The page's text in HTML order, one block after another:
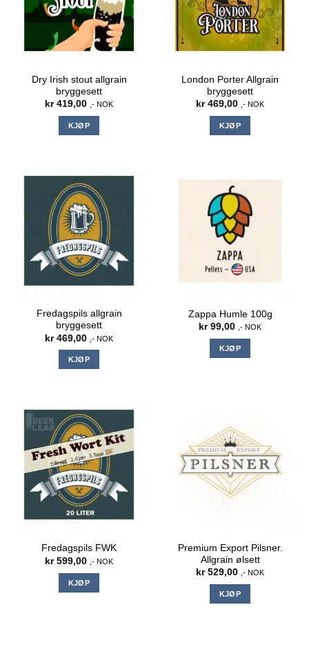
Dry Irish stout allgrain
bryggesett
kr419,00 ,- NOK
KJØP
London Porter Allgrain
bryggesett
kr469,00 ,- NOK
KJØP
Fredagspils allgrain
bryggesett
kr469,00 ,- NOK
KJØP
Zappa Humle 100g
kr99,00 ,- NOK
KJØP
Fredagspils FWK
kr599,00 ,- NOK
KJØP
Premium Export Pilsner.
Allgrain ølsett
kr529,00 ,- NOK
KJØP